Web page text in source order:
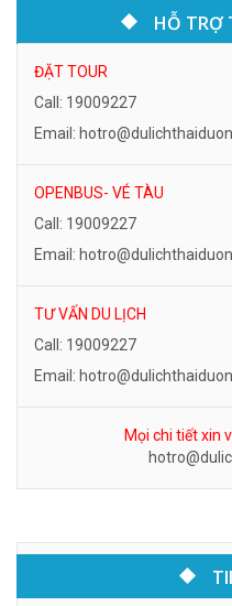
HỖ TRỢ
ĐẶT TOUR
Call: 19009227
Email:
OPENBUS- VÉ TÀU
Call: 19009227
Email:
TƯ VẤN DU LỊCH
Call: 19009227
Email:
Mọi chi tiết xin